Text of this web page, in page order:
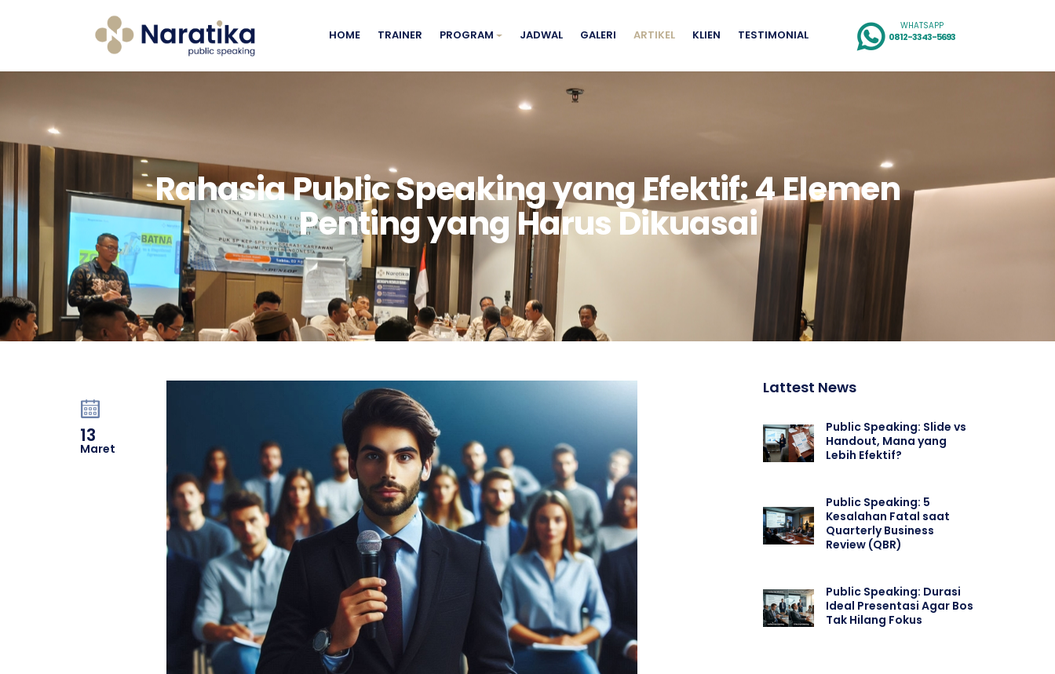
HOME TRAINER PROGRAM JADWAL GALERI ARTIKEL KLIEN TESTIMONIAL
WHATSAPP
0812-3343-5693
Rahasia Public Speaking yang Efektif: 4 Elemen
Penting yang Harus Dikuasai
13
Maret
Lattest News
Public Speaking: Slide vs
Handout, Mana yang
Lebih Efektif?
Public Speaking: 5
Kesalahan Fatal saat
Quarterly Business
Review (QBR)
Public Speaking: Durasi
Ideal Presentasi Agar Bos
Tak Hilang Fokus